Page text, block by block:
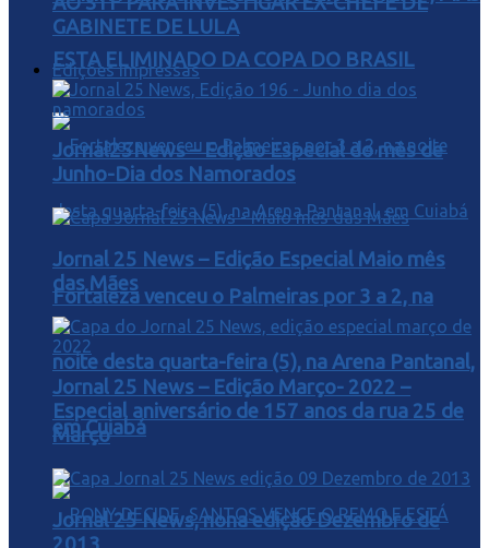
ESTA ELIMINADO DA COPA DO BRASIL
Fortaleza venceu o Palmeiras por 3 a 2, na
noite desta quarta-feira (5), na Arena Pantanal,
em Cuiabá
GABINETE DE LULA
Edições Impressas
Jornal25News – Edição Especial do mês de
Junho-Dia dos Namorados
Jornal 25 News – Edição Especial Maio mês
das Mães
Jornal 25 News – Edição Março- 2022 –
Especial aniversário de 157 anos da rua 25 de
Março
Jornal 25 News, nona edição Dezembro de